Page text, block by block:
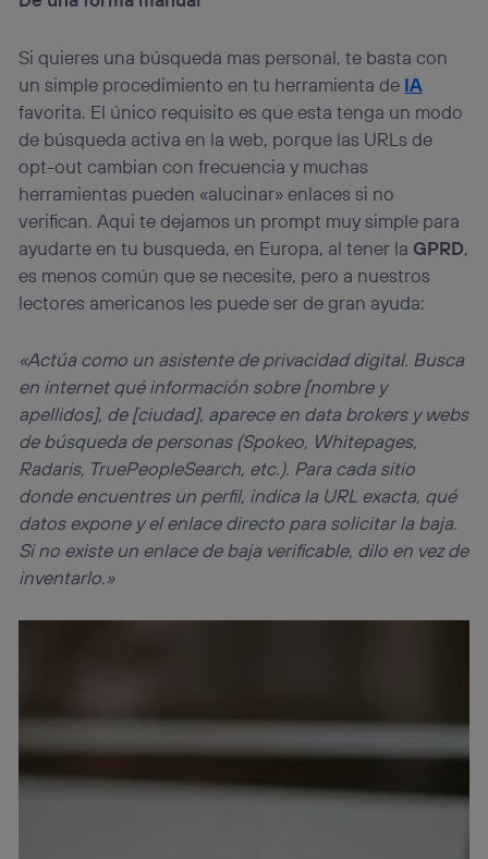
Si quieres una búsqueda mas personal, te basta con
un simple procedimiento en tu herramienta de IA
favorita. El único requisito es que esta tenga un modo
de búsqueda activa en la web, porque las URLs de
opt-out cambian con frecuencia y muchas
herramientas pueden «alucinar» enlaces si no
verifican. Aqui te dejamos un prompt muy simple para
ayudarte en tu busqueda, en Europa, al tener la GPRD,
es menos común que se necesite, pero a nuestros
lectores americanos les puede ser de gran ayuda:
«Actúa como un asistente de privacidad digital. Busca
en internet qué información sobre [nombre y
apellidos], de [ciudad], aparece en data brokers y webs
de búsqueda de personas (Spokeo, Whitepages,
Radaris, TruePeopleSearch, etc.). Para cada sitio
donde encuentres un perfil, indica la URL exacta, qué
datos expone y el enlace directo para solicitar la baja.
Si no existe un enlace de baja verificable, dilo en vez de
inventarlo.»